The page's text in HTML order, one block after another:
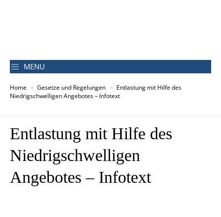
MENU
Home Gesetze und Regelungen
Entlastung mit Hilfe des
Niedrigschwelligen Angebotes – Infotext
Entlastung mit Hilfe des
Niedrigschwelligen
Angebotes – Infotext